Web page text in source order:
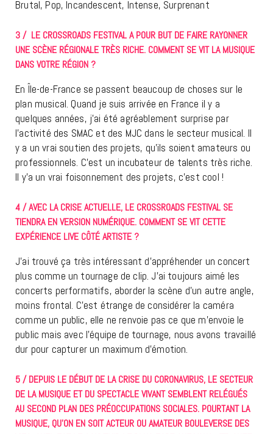
Brutal, Pop, Incandescent, Intense, Surprenant
3 / LE CROSSROADS FESTIVAL A POUR BUT DE FAIRE RAYONNER
UNE SCÈNE RÉGIONALE TRÈS RICHE. COMMENT SE VIT LA MUSIQUE
DANS VOTRE RÉGION ?
En Île-de-France se passent beaucoup de choses sur le
plan musical. Quand je suis arrivée en France il y a
quelques années, j’ai été agréablement surprise par
l’activité des SMAC et des MJC dans le secteur musical. Il
y a un vrai soutien des projets, qu’ils soient amateurs ou
professionnels. C’est un incubateur de talents très riche.
Il y’a un vrai foisonnement des projets, c’est cool !
4 / AVEC LA CRISE ACTUELLE, LE CROSSROADS FESTIVAL SE
TIENDRA EN VERSION NUMÉRIQUE. COMMENT SE VIT CETTE
EXPÉRIENCE LIVE CÔTÉ ARTISTE ?
J’ai trouvé ça très intéressant d’appréhender un concert
plus comme un tournage de clip. J’ai toujours aimé les
concerts performatifs, aborder la scène d’un autre angle,
moins frontal. C’est étrange de considérer la caméra
comme un public, elle ne renvoie pas ce que m’envoie le
public mais avec l’équipe de tournage, nous avons travaillé
dur pour capturer un maximum d’émotion.
5 / DEPUIS LE DÉBUT DE LA CRISE DU CORONAVIRUS, LE SECTEUR
DE LA MUSIQUE ET DU SPECTACLE VIVANT SEMBLENT RELÉGUÉS
AU SECOND PLAN DES PRÉOCCUPATIONS SOCIALES. POURTANT LA
MUSIQUE, QU’ON EN SOIT ACTEUR OU AMATEUR BOULEVERSE DES